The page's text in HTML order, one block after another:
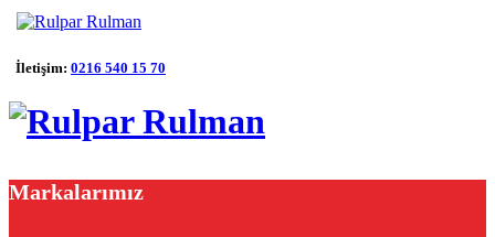
İletişim: 0216 540 15 70
Markalarımız